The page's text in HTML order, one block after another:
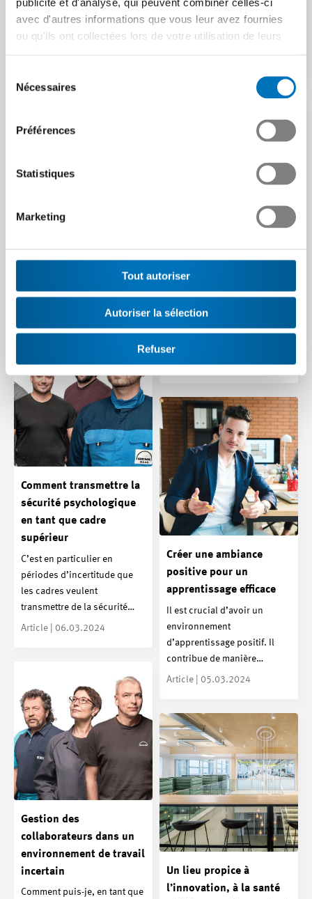
avec d'autres informations que vous leur avez fournies
ou qu'ils ont collectées lors de votre utilisation de leurs
Nécessaires
Préférences
Statistiques
Marketing
Tout autoriser
Autoriser la sélection
Refuser
Dans le cadre du projet «
travail du futur), dix bonnes
Article | 14.06.2024
les collaborateurs
Comment les collaborateurs
peuvent-ils tenir ce rythme et
s’assurer qu’ils n’en
Article | 18.04.2024
Comment transmettre la
sécurité psychologique
en tant que cadre
supérieur
C’est en particulier en
périodes d’incertitude que
les cadres veulent
transmettre de la sécurité…
Article | 06.03.2024
Créer une ambiance
positive pour un
apprentissage efficace
Il est crucial d’avoir un
environnement
d’apprentissage positif. Il
contribue de manière…
Article | 05.03.2024
Gestion des
collaborateurs dans un
environnement de travail
incertain
Comment puis-je, en tant que
Un lieu propice à
l’innovation, à la santé